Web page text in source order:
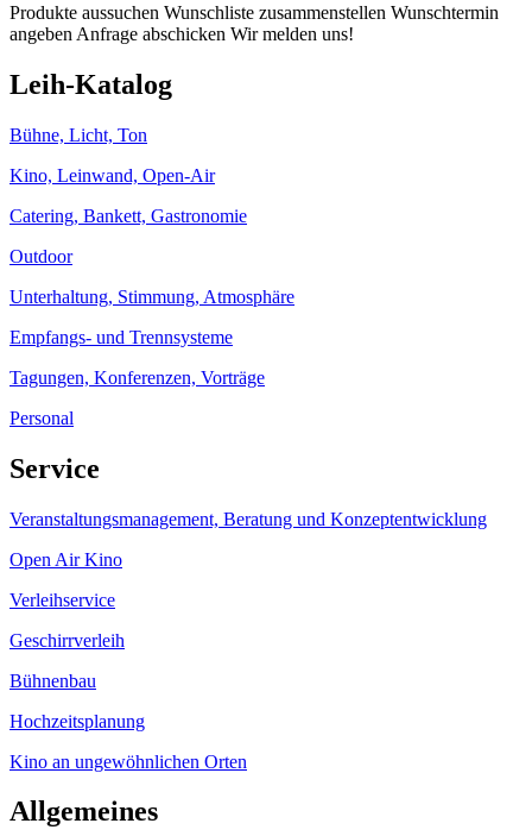
Produkte aussuchen Wunschliste zusammenstellen Wunschtermin
angeben Anfrage abschicken Wir melden uns!
Leih-Katalog
Bühne, Licht, Ton
Kino, Leinwand, Open-Air
Catering, Bankett, Gastronomie
Outdoor
Unterhaltung, Stimmung, Atmosphäre
Empfangs- und Trennsysteme
Tagungen, Konferenzen, Vorträge
Personal
Service
Veranstaltungsmanagement, Beratung und Konzeptentwicklung
Open Air Kino
Verleihservice
Geschirrverleih
Bühnenbau
Hochzeitsplanung
Kino an ungewöhnlichen Orten
Allgemeines